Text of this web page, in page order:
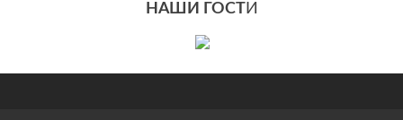
НАШИ ГОСТИ